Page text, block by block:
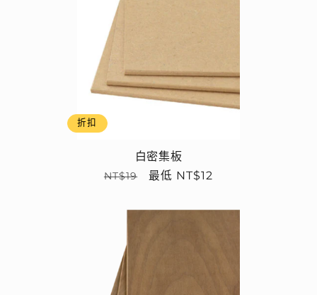
折扣
白密集板
定
NT$19
售
最低 NT$12